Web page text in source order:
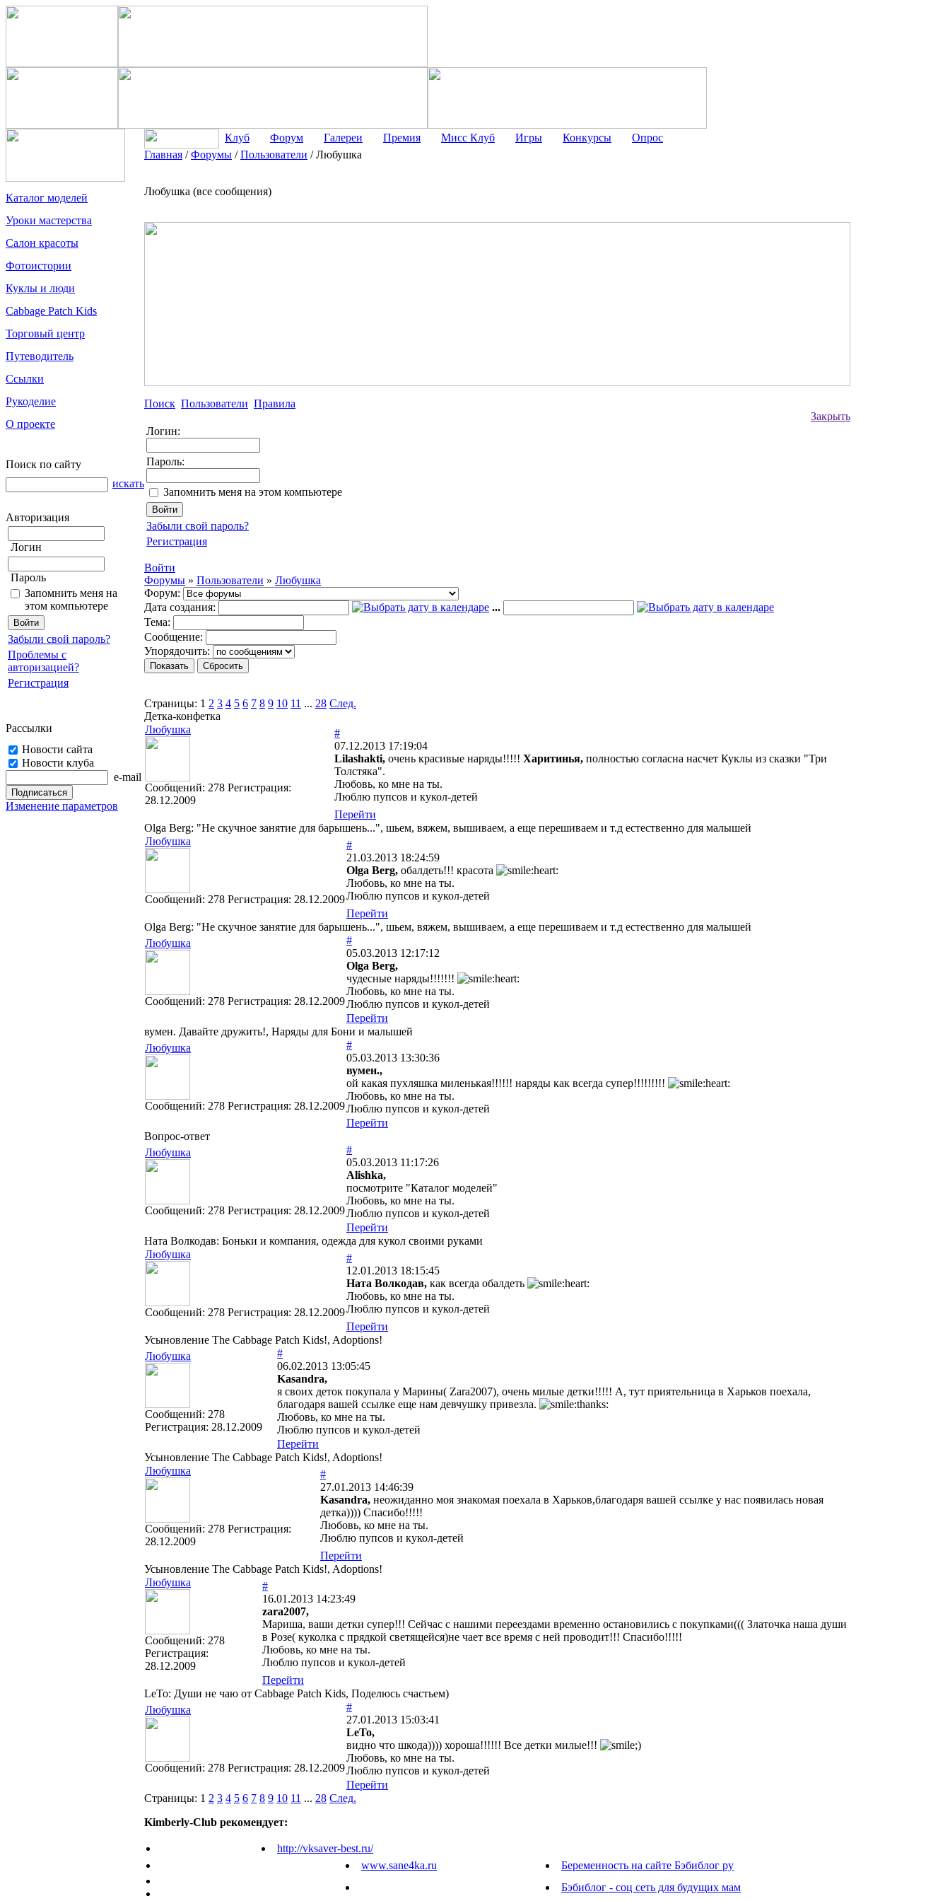
Каталог моделей
Уроки мастерства
Салон красоты
Фотоистории
Куклы и люди
Cabbage Patch Kids
Торговый центр
Путеводитель
Ссылки
Рукоделие
О проекте
Поиск по сайту
искать
Авторизация
Логин
Пароль
Запомнить меня на
этом компьютере
Забыли свой пароль?
Проблемы с
авторизацией?
Регистрация
Рассылки
Новости сайта
Новости клуба
e-mail
Изменение параметров
Клуб Форум Галереи Премия Мисс Клуб Игры Конкурсы
Опрос
Главная /Форумы /Пользователи /Любушка
Любушка (все сообщения)
Поиск Пользователи Правила
Закрыть
Логин:
Пароль:
Запомнить меня на этом компьютере
Забыли свой пароль?
Регистрация
Войти
Форумы » Пользователи » Любушка
Форум:
Дата создания:
...
Тема:
Cooбщение:
Упорядочить:
Страницы: 1 2 3 4 5 6 7 8 9 10 11 ... 28 След.
Детка-конфетка
Любушка
Cообщений: 278 Регистрация:
28.12.2009
#
07.12.2013 17:19:04
Lilashakti, очень красивые наряды!!!!! Харитинья, полностью согласна насчет Куклы из сказки "Три
Толстяка".
Любовь, ко мне на ты.
Люблю пупсов и кукол-детей
Перейти
Olga Berg: "Не скучное занятие для барышень...", шьем, вяжем, вышиваем, а еще перешиваем и т.д естественно для малышей
Любушка
Cообщений: 278 Регистрация: 28.12.2009
#
21.03.2013 18:24:59
Olga Berg, обалдеть!!! красота
Любовь, ко мне на ты.
Люблю пупсов и кукол-детей
Перейти
Olga Berg: "Не скучное занятие для барышень...", шьем, вяжем, вышиваем, а еще перешиваем и т.д естественно для малышей
Любушка
Cообщений: 278 Регистрация: 28.12.2009
#
05.03.2013 12:17:12
Olga Berg,
чудесные наряды!!!!!!!
Любовь, ко мне на ты.
Люблю пупсов и кукол-детей
Перейти
вумен. Давайте дружить!, Наряды для Бони и малышей
Любушка
Cообщений: 278 Регистрация: 28.12.2009
#
05.03.2013 13:30:36
вумен.,
ой какая пухляшка миленькая!!!!!! наряды как всегда супер!!!!!!!!!
Любовь, ко мне на ты.
Люблю пупсов и кукол-детей
Перейти
Вопрос-ответ
Любушка
Cообщений: 278 Регистрация: 28.12.2009
#
05.03.2013 11:17:26
Alishka,
посмотрите "Каталог моделей"
Любовь, ко мне на ты.
Люблю пупсов и кукол-детей
Перейти
Ната Волкодав: Боньки и компания, одежда для кукол своими руками
Любушка
Cообщений: 278 Регистрация: 28.12.2009
#
12.01.2013 18:15:45
Ната Волкодав, как всегда обалдеть
Любовь, ко мне на ты.
Люблю пупсов и кукол-детей
Перейти
Усыновление The Cabbage Patch Kids!, Adoptions!
Любушка
Cообщений: 278
Регистрация: 28.12.2009
#
06.02.2013 13:05:45
Kasandra,
я своих деток покупала у Марины( Zara2007), очень милые детки!!!!! А, тут приятельница в Харьков поехала,
благодаря вашей ссылке еще нам девчушку привезла.
Любовь, ко мне на ты.
Люблю пупсов и кукол-детей
Перейти
Усыновление The Cabbage Patch Kids!, Adoptions!
Любушка
Cообщений: 278 Регистрация:
28.12.2009
#
27.01.2013 14:46:39
Kasandra, неожиданно моя знакомая поехала в Харьков,благодаря вашей ссылке у нас появилась новая
детка)))) Спасибо!!!!!
Любовь, ко мне на ты.
Люблю пупсов и кукол-детей
Перейти
Усыновление The Cabbage Patch Kids!, Adoptions!
Любушка
Cообщений: 278
Регистрация:
28.12.2009
#
16.01.2013 14:23:49
zara2007,
Мариша, ваши детки супер!!! Сейчас с нашими переездами временно остановились с покупками((( Златочка наша души
в Розе( куколка с прядкой светящейся)не чает все время с ней проводит!!! Спасибо!!!!!
Любовь, ко мне на ты.
Люблю пупсов и кукол-детей
Перейти
LeTo: Души не чаю от Cabbage Patch Kids, Поделюсь счастьем)
Любушка
Cообщений: 278 Регистрация: 28.12.2009
#
27.01.2013 15:03:41
LeTo,
видно что шкода)))) хороша!!!!!! Все детки милые!!!
Любовь, ко мне на ты.
Люблю пупсов и кукол-детей
Перейти
Страницы: 1 2 3 4 5 6 7 8 9 10 11 ... 28 След.
Kimberly-Club рекомендует:
http://vksaver-best.ru/
www.sane4ka.ru
Беременность на сайте Бэбиблог ру
Бэбиблог - соц сеть для будущих мам